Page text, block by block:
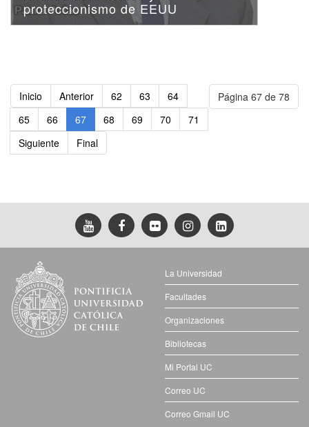
proteccionismo de EEUU
Página 67 de 78
Inicio Anterior 62 63
64
65
66 67 68 69 70
71
Siguiente
Final
La Universidad
Facultades
Organizaciones
Bibliotecas
Mi Portal UC
Correo UC
Correo Gmail UC